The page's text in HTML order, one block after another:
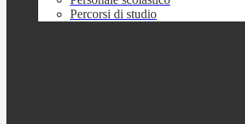
Percorsi di studio